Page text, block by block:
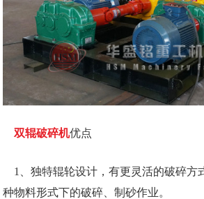
双辊破碎机优点
1、独特辊轮设计，有更灵活的破碎方
种物料形式下的破碎、制砂作业。